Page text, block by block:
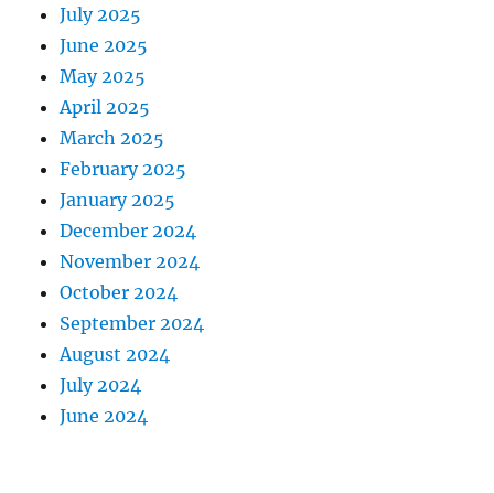
July 2025
June 2025
May 2025
April 2025
March 2025
February 2025
January 2025
December 2024
November 2024
October 2024
September 2024
August 2024
July 2024
June 2024